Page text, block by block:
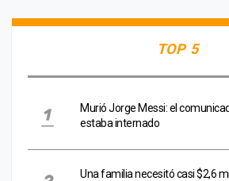
TOP 5
Murió Jorge Messi: el
estaba internado
Una familia necesitó casi $2,6